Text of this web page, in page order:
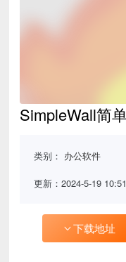
SimpleWall简
类别： 办公软件
更新：2024-5-19 10:51
下载地址